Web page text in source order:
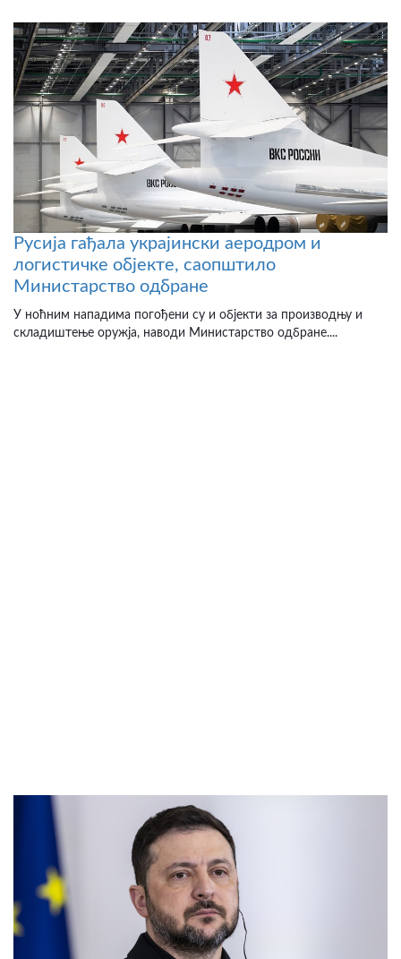
Русија гађала украјински аеродром и
логистичке објекте, саопштило
Министарство одбране
У ноћним нападима погођени су и објекти за производњу и
складиштење оружја, наводи Министарство одбране....